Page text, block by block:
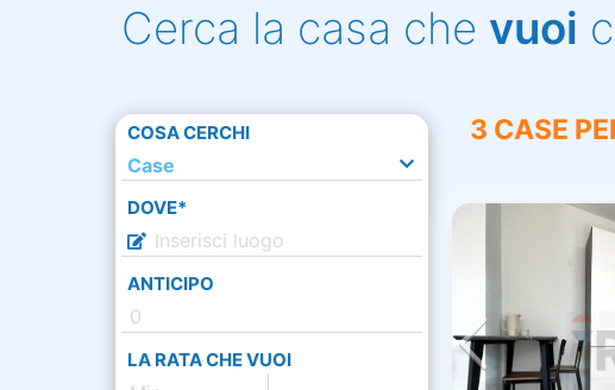
Cerca la casa che vuoi
COSA CERCHI
Case
DOVE*
ANTICIPO
LA RATA CHE VUOI
3 CASE